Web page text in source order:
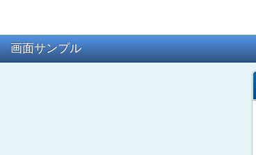
画面サンプル